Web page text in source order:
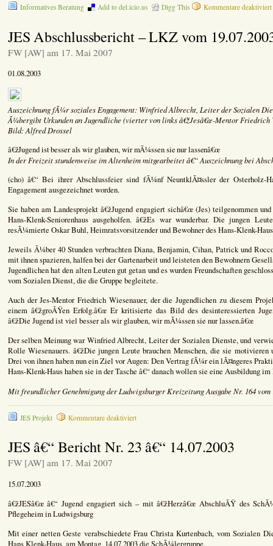
Informatives Beratung Add to del.icio.us Digg This Kommentare deaktiviert
JES Abschlussbericht – LKZ vom
FW [AW] am 17. Mai 2007
01.08.2003
Auszeichnung fÃ¼r soziales Engagement: Winfried Albrecht, Leiter der Sozialen
Ã¼bergibt Urkunden an Jugendliche (vierter von links â€žJesâ€œ-Mentor Friedrich
Bild: Alfred Drossel
â€žJugend ist besser als wir glauben, wir mÃ¼ssen sie nur lassenâ€œ
In der Freizeit stundenweise im Altenheim mitgearbeitet â€“ Auszeichnung bei
(cho) â€“ Bei ihrer Abschlussfeier sind fÃ¼nf NeuntklÃ¤ssler der Osterholz-
Engagement ausgezeichnet worden.
Sie haben am Landesprojekt â€žJugend engagiert sichâ€œ (Jes) teilgenommen
Hans-Klenk-Seniorenhaus ausgeholfen. â€žEs war wunderbar. Die jungen
resÃ¼mierte Oskar Buhl, Heimratsvorsitzender und Bewohner des Hans-Klenk-
Jeweils Ã¼ber 40 Stunden verbrachten Diana, Benjamin, Cihan, Patrick und
mit ihnen spazieren, halfen bei der Gartenarbeit und leisteten den Bewohnern
Jugendlichen hat den alten Leuten gut getan und es wurden Freundschaften
vom Sozialen Dienst, die die Gruppe begleitete.
Auch der Jes-Mentor Friedrich Wiesenauer, der die Jugendlichen zu diesem
einem â€žgroÃŸen Erfolg.â€œ Er kritisierte das Bild des desinteressierten
â€žDie Jugend ist viel besser als wir glauben, wir mÃ¼ssen sie nur lassen.â€œ
Der selben Meinung war Winfried Albrecht, Leiter der Sozialen Dienste, und
Rolle Wiesenauers. â€žDie jungen Leute brauchen Menschen, die sie motivieren
Drei von ihnen haben nun ein Ziel vor Augen: Den Vertrag fÃ¼r ein lÃ¤ngeres
Hans-Klenk-Haus haben sie in der Tasche â€“ danach wollen sie eine Ausbildung
Mit freundlicher Genehmigung der Ludwigsburger Kreizeitung Ausgabe Nr. 164 vom
JES Projekt Kommentare deaktiviertfür
–
JES â€“ Bericht Nr. 23 â€“ 14.07.2003
FW [AW] am 17. Mai 2007
15.07.2003
â€žJESâ€œ â€“ Jugend engagiert sich – mit â€žHerzâ€œ AbschluÃŸ des
Pflegeheim in Ludwigsburg
Mit einer netten Geste verabschiedete Frau Christa Kurtenbach, vom Sozialen
Hans Klenk-Haus, am Montag, 14.07.2003 die SchÃ¼lergruppe.